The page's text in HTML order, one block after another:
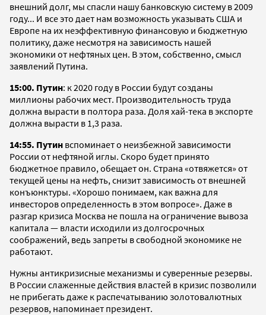
внешний долг, мы спасли нашу банковскую систему в 2009
году... И все это дает нам возможность указывать США и
Европе на их неэффективную финансовую и бюджетную
политику, даже несмотря на зависимость нашей
экономики от нефтяных цен. В этом, собственно, смысл
заявлений Путина.
15:00. Путин: к 2020 году в России будут созданы
миллионы рабочих мест. Производительность труда
должна вырасти в полтора раза. Доля хай-тека в экспорте
должна вырасти в 1,3 раза.
14:55. Путин вспоминает о неизбежной зависимости
России от нефтяной иглы. Скоро будет принято
бюджетное правило, обещает он. Страна «отвяжется» от
текущей цены на нефть, снизит зависимость от внешней
конъюнктуры. «Хорошо понимаем, как важна для
инвесторов определенность в этом вопросе». Даже в
разгар кризиса Москва не пошла на ограничение вывоза
капитала — власти исходили из долгосрочных
соображений, ведь запреты в свободной экономике не
работают.
Нужны антикризисные механизмы и суверенные резервы.
В России слаженные действия властей в кризис позволили
не прибегать даже к распечатыванию золотовалютных
резервов, напоминает президент.